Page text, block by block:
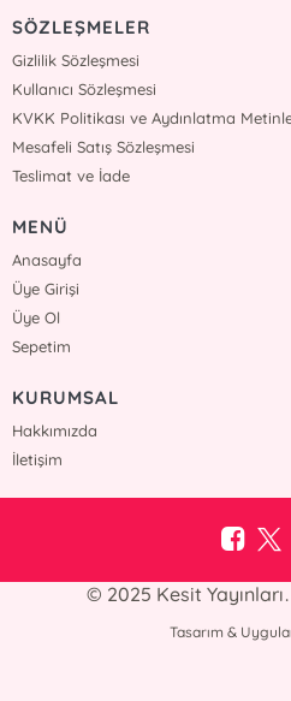
SÖZLEŞMELER
Gizlilik Sözleşmesi
Kullanıcı Sözleşmesi
KVKK Politikası ve Aydınlatma
Mesafeli Satış Sözleşmesi
Teslimat ve İade
MENÜ
Anasayfa
Üye Girişi
Üye Ol
Sepetim
KURUMSAL
Hakkımızda
İletişim
© 2025 Kesit Yayınları.
Tasarım &